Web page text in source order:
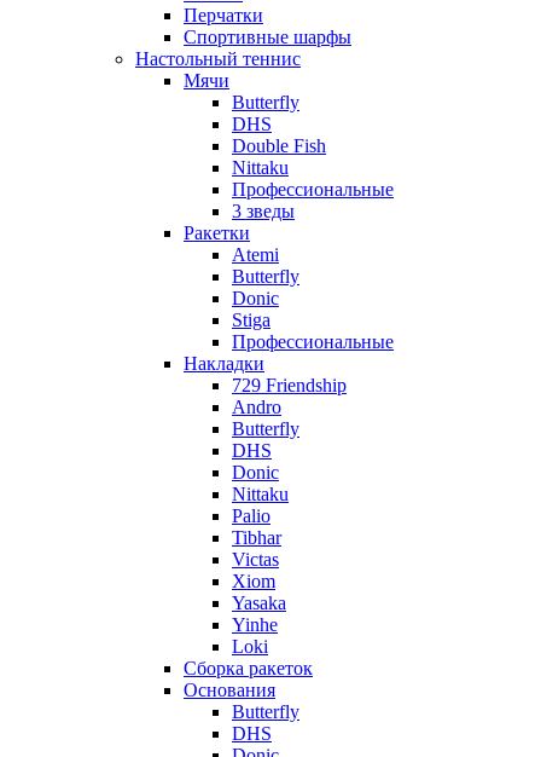
Перчатки
Спортивные шарфы
Настольный теннис
Мячи
Butterfly
DHS
Double Fish
Nittaku
Профессиональные
3 зведы
Ракетки
Atemi
Butterfly
Donic
Stiga
Профессиональные
Накладки
729 Friendship
Andro
Butterfly
DHS
Donic
Nittaku
Palio
Tibhar
Victas
Xiom
Yasaka
Yinhe
Loki
Сборка ракеток
Основания
Butterfly
DHS